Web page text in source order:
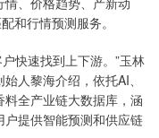
和行情预测服务。
快速找到上下游。”玉林
人黎海介绍，依托AI、
全产业链大数据库，涵
提供智能预测和供应链